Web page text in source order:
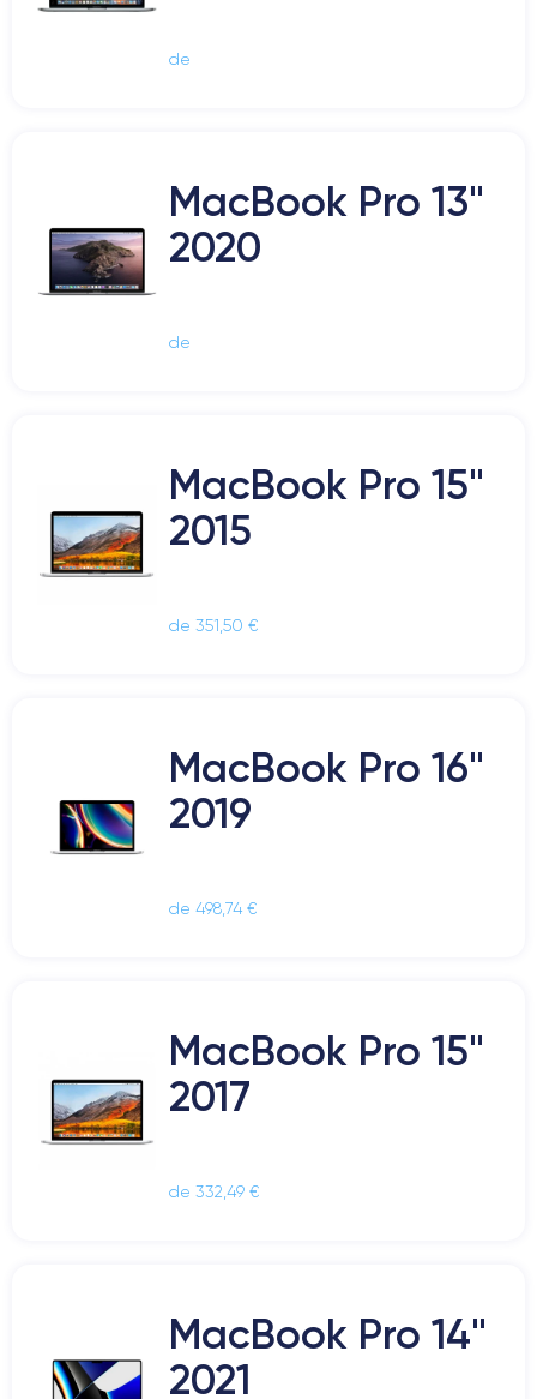
de
MacBook Pro 13"
2020
de
MacBook Pro 15"
2015
de 351,50 €
MacBook Pro 16"
2019
de 498,74 €
MacBook Pro 15"
2017
de 332,49 €
MacBook Pro 14"
2021